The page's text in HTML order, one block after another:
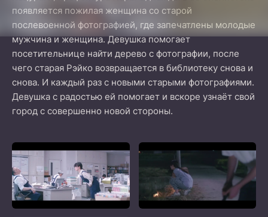
появляется пожилая женщина со старой
послевоенной фотографией, где запечатлены молодые
мужчина и женщина. Девушка помогает
посетительнице найти дерево с фотографии, после
чего старая Рэйко возвращается в библиотеку снова и
снова. И каждый раз с новыми старыми фотографиями.
Девушка с радостью ей помогает и вскоре узнаёт свой
город с совершенно новой стороны.